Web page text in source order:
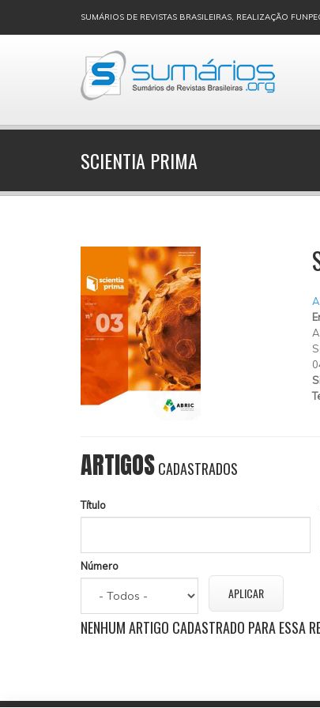
SUMÁRIOS DE REVISTAS BRASILEIRAS, REALIZAÇÃO
SCIENTIA PRIMA
ARTIGOSCADASTRADOS
Título
Número
NENHUM ARTIGO CADASTRADO PARA ESSA